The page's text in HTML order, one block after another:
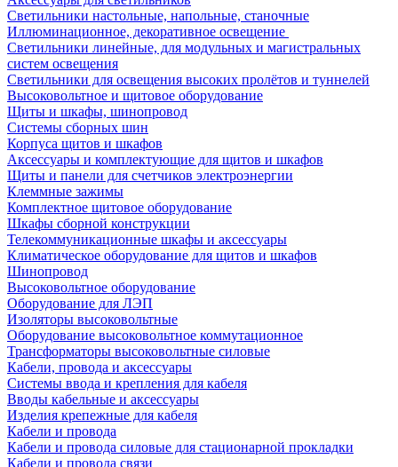
Светильники настольные, напольные, станочные
Иллюминационное, декоративное освещение
Светильники линейные, для модульных и магистральных
систем освещения
Светильники для освещения высоких пролётов и туннелей
Высоковольтное и щитовое оборудование
Щиты и шкафы, шинопровод
Системы сборных шин
Корпуса щитов и шкафов
Аксессуары и комплектующие для щитов и шкафов
Щиты и панели для счетчиков электроэнергии
Клеммные зажимы
Комплектное щитовое оборудование
Шкафы сборной конструкции
Телекоммуникационные шкафы и аксессуары
Климатическое оборудование для щитов и шкафов
Шинопровод
Высоковольтное оборудование
Оборудование для ЛЭП
Изоляторы высоковольтные
Оборудование высоковольтное коммутационное
Трансформаторы высоковольтные силовые
Кабели, провода и аксессуары
Системы ввода и крепления для кабеля
Вводы кабельные и аксессуары
Изделия крепежные для кабеля
Кабели и провода
Кабели и провода силовые для стационарной прокладки
Кабели и провода связи